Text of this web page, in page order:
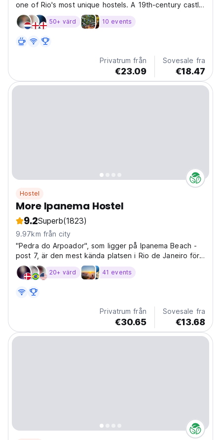
one of Rio's most unique hostels. A 19th-century castle
turned vibrant community, perched in the bohemian
hills of Santa Teresa with panoramic views over the
50+ värd 10 events
Privatrum från
€23.09
Sovesale fra
€18.47
Hostel
More Ipanema Hostel
9.2Superb(1823)
9.97km från city
"Pedra do Arpoador", som ligger på Ipanema Beach -
post 7, är den mest kända platsen i Rio de Janeiro för
att njuta av solnedgången. Klippan, som sträcker sig ut
i havet, erbjuder en otrolig utsikt över Morro Dois
20+ värd 41 events
Privatrum från
€30.65
Sovesale fra
€13.68